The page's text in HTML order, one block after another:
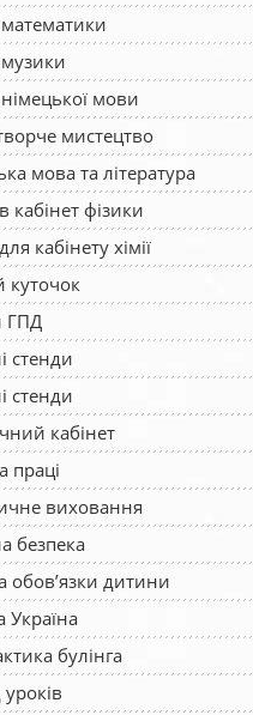
математики
музики
мови
мистецтво
мова та література
кабінет фізики
кабінету хімії
куточок
ГПД
стенди
стенди
кабінет
праці
виховання
безпека
обов’язки дитини
Україна
булінга